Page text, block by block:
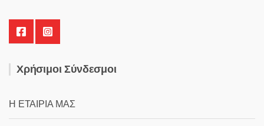
Χρήσιμοι Σύνδεσμοι
Η ΕΤΑΙΡΙΑ ΜΑΣ